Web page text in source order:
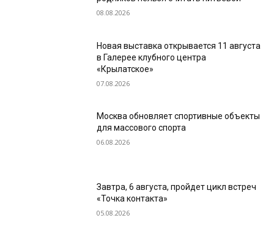
08.08.2026
Новая выставка открывается 11 августа
в Галерее клубного центра
«Крылатское»
07.08.2026
Москва обновляет спортивные объекты
для массового спорта
06.08.2026
Завтра, 6 августа, пройдет цикл встреч
«Точка контакта»
05.08.2026